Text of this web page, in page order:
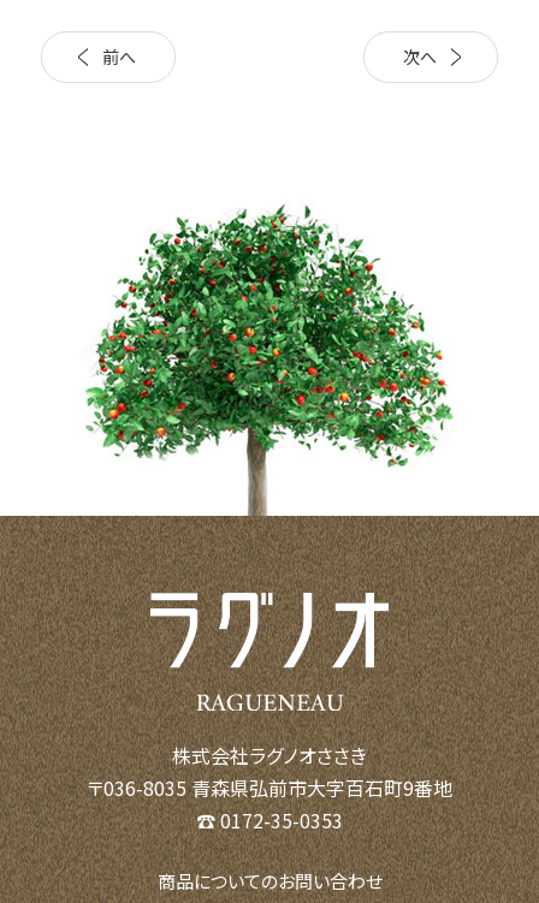
前へ 次へ
株式会社ラグノオささき
〒036-8035 青森県弘前市大字百石町9番地
☎ 0172-35-0353
商品についてのお問い合わせ